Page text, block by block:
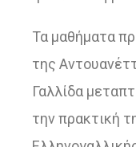
Τα μαθήματα
της
Γαλλίδα
την πρακτική